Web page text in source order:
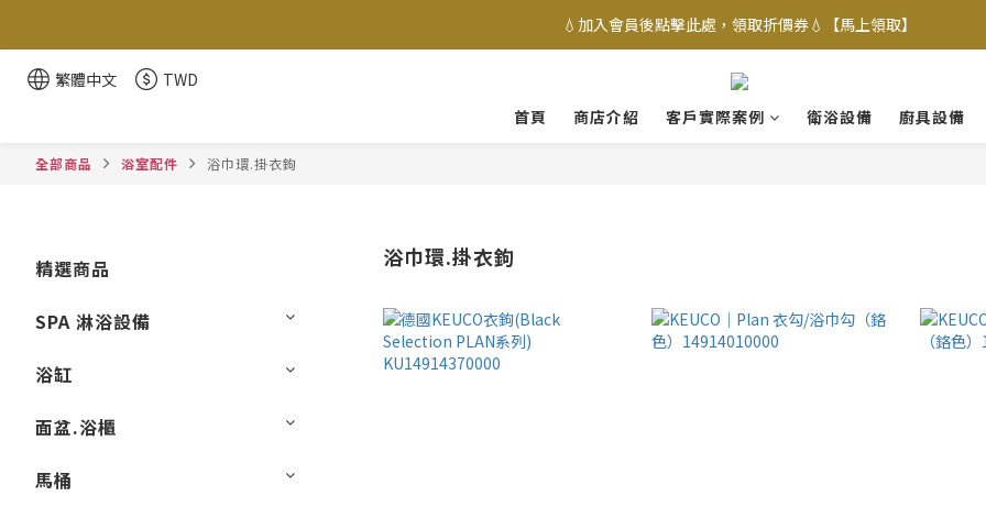
💧加入會員後點擊此處，領取折價券💧【馬上領取】
繁體中文
TWD
首頁
商店介紹 客戶實際案例 衛浴設備 廚具設備
全部商品 浴室配件 浴巾環.掛衣鉤
精選商品
SPA 淋浴設備
浴缸
面盆.浴櫃
馬桶
浴巾環.掛衣鉤